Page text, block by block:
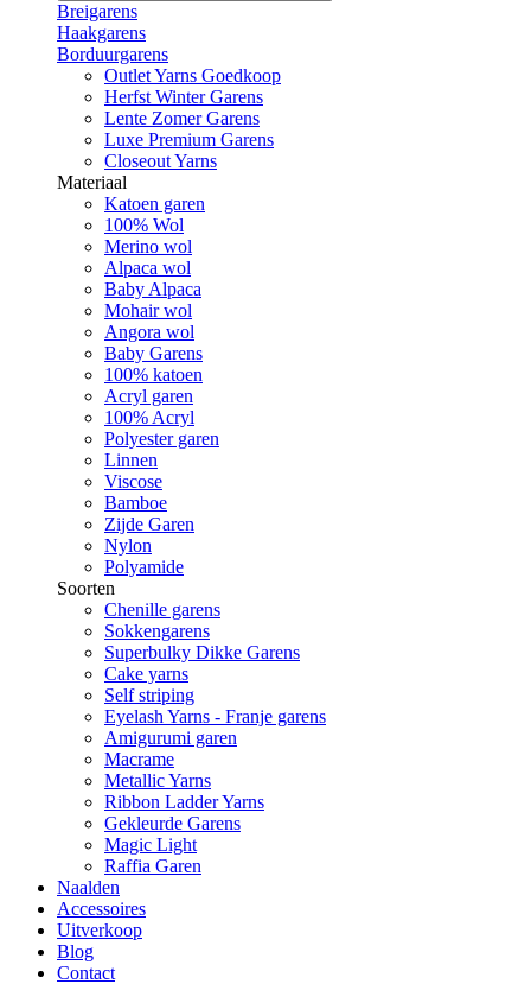
Breigarens
Haakgarens
Borduurgarens
Outlet Yarns Goedkoop
Herfst Winter Garens
Lente Zomer Garens
Luxe Premium Garens
Closeout Yarns
Materiaal
Katoen garen
100% Wol
Merino wol
Alpaca wol
Baby Alpaca
Mohair wol
Angora wol
Baby Garens
100% katoen
Acryl garen
100% Acryl
Polyester garen
Linnen
Viscose
Bamboe
Zijde Garen
Nylon
Polyamide
Soorten
Chenille garens
Sokkengarens
Superbulky Dikke Garens
Cake yarns
Self striping
Eyelash Yarns - Franje garens
Amigurumi garen
Macrame
Metallic Yarns
Ribbon Ladder Yarns
Gekleurde Garens
Magic Light
Raffia Garen
Naalden
Accessoires
Uitverkoop
Blog
Contact